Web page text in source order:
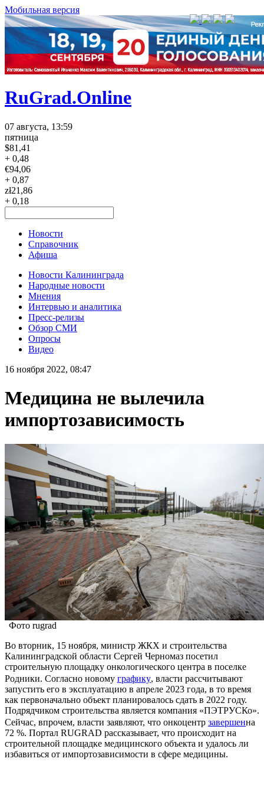
Мобильная версия
RuGrad.Online
07 августа, 13:59
пятница
$81,41
+ 0,48
€94,06
+ 0,87
zł21,86
+ 0,18
Новости
Справочник
Афиша
Новости Калининграда
Народные новости
Мнения
Интервью и аналитика
Пресс-релизы
Обзор СМИ
Опросы
Видео
16 ноября 2022, 08:47
Медицина не вылечила
импортозависимость
Фото rugrad
Во вторник, 15 ноября, министр ЖКХ и строительства
Калининградской области Сергей Черномаз посетил
строительную площадку онкологического центра в поселке
Родники. Согласно новому графику, власти рассчитывают
запустить его в эксплуатацию в апреле 2023 года, в то время
как первоначально объект планировалось сдать в 2022 году.
Подрядчиком строительства является компания «ПЭТРУСКо».
Сейчас, впрочем, власти заявляют, что онкоцентр завершенна
72 %. Портал RUGRAD рассказывает, что происходит на
строительной площадке медицинского объекта и удалось ли
избавиться от импортозависимости в сфере медицины.